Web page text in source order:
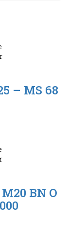
– MS 68
BN O